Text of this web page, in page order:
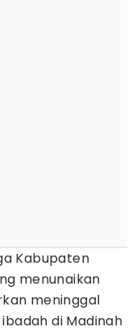
Kabupaten
menunaikan
meninggal
di Madinah